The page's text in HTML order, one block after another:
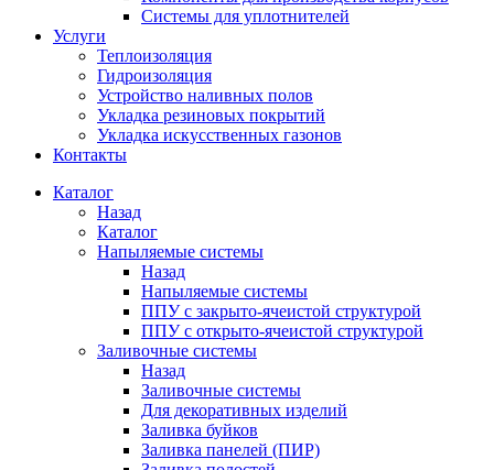
Системы для уплотнителей
Услуги
Теплоизоляция
Гидроизоляция
Устройство наливных полов
Укладка резиновых покрытий
Укладка искусственных газонов
Контакты
Каталог
Назад
Каталог
Напыляемые системы
Назад
Напыляемые системы
ППУ с закрыто-ячеистой структурой
ППУ с открыто-ячеистой структурой
Заливочные системы
Назад
Заливочные системы
Для декоративных изделий
Заливка буйков
Заливка панелей (ПИР)